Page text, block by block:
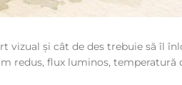
vizual și cât de des trebuie să îl
redus, flux luminos, temperatură